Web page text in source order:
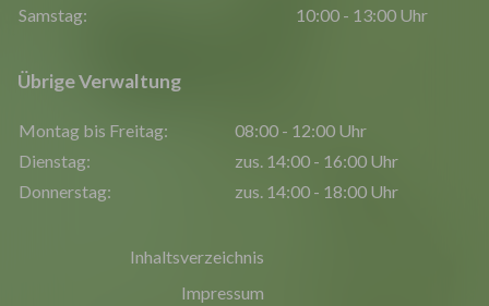
Samstag:
10:00 - 13:00 Uhr
Übrige Verwaltung
Montag bis Freitag:
Dienstag:
Donnerstag:
08:00 - 12:00 Uhr
zus. 14:00 - 16:00 Uhr
zus. 14:00 - 18:00 Uhr
Inhaltsverzeichnis
Impressum